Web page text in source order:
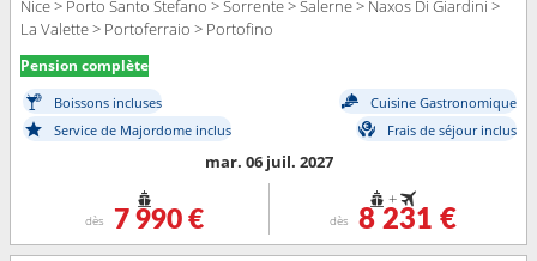
Nice > Porto Santo Stefano > Sorrente > Salerne > Naxos Di Giardini >
La Valette > Portoferraio > Portofino
Pension complète
Boissons incluses
Cuisine Gastronomique
Service de Majordome inclus
Frais de séjour inclus
mar. 06 juil. 2027
dès 7 990 €
+
dès 8 231 €